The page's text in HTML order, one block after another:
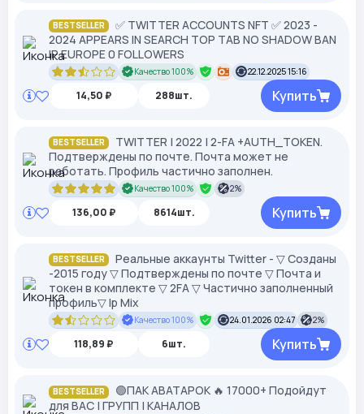
BESTSELLER
✅ TWITTER ACCOUNTS NFT ✅ 2023 -
2024 APPEARS IN SEARCH TOP TAB NO SHADOW BAN
IP EUROPE 0 FOLLOWERS
Качество 100% 22.12.2025 15:16
14,50 ₽ 288шт. Купить
BESTSELLER
TWITTER | 2022 | 2-FA +AUTH_TOKEN.
Подтверждены по почте. Почта может не
работать. Профиль частично заполнен.
Качество 100% 2%
136,00 ₽ 8614шт. Купить
BESTSELLER
Реальные аккаунты Twitter - ▽ Созданы
-2015 году ▽ Подтверждены по почте ▽ Почта и
токен в комплекте ▽ 2FA ▽ Частично заполненный
профиль▽ Ip Mix
Качество 100% 24.01.2026 02:47 2%
118,89 ₽ 6шт. Купить
BESTSELLER
🟢ПАК АВАТАРОК 🔥 17000+ Подойдут
для ВАС | ГРУПП | КАНАЛОВ